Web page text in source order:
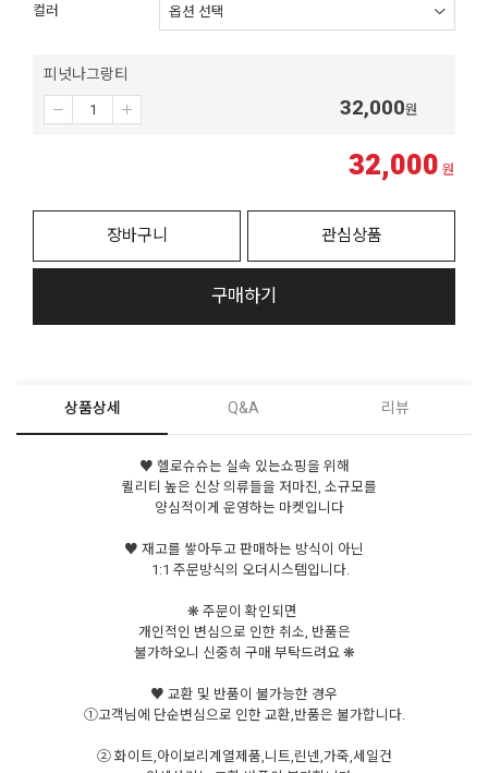
컬러
피넛나그랑티
32,000원
32,000 원
장바구니 관심상품
구매하기
상품상세 Q&A 리뷰
♥ 헬로슈슈는 실속 있는쇼핑을 위해
퀼리티 높은 신상 의류들을 저마진, 소규모를
양심적이게 운영하는 마켓입니다
♥ 재고를 쌓아두고 판매하는 방식이 아닌
1:1 주문방식의 오더시스템입니다.
❋ 주문이 확인되면
개인적인 변심으로 인한 취소, 반품은
불가하오니 신중히 구매 부탁드려요 ❋
♥ 교환 및 반품이 불가능한 경우
①고객님에 단순변심으로 인한 교환,반품은 불가합니다.
② 화이트,아이보리계열제품,니트,린넨,가죽,세일건